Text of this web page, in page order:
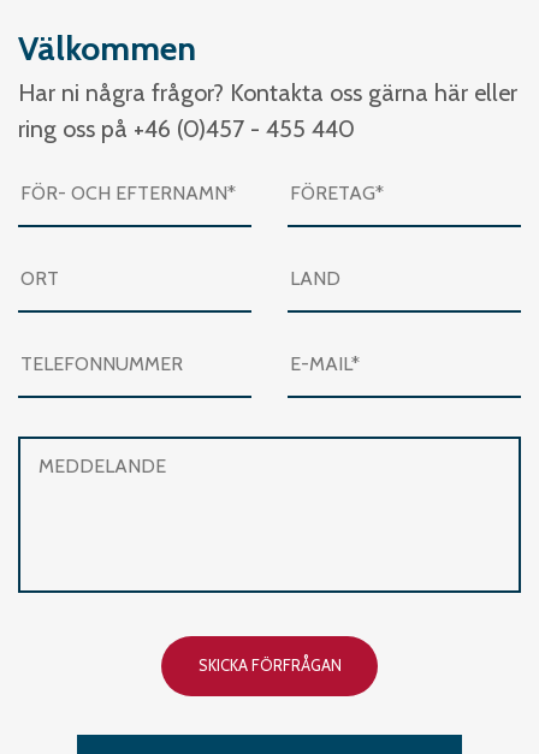
Välkommen
Har ni några frågor? Kontakta oss gärna här eller
ring oss på +46 (0)457 - 455 440
SKICKA FÖRFRÅGAN